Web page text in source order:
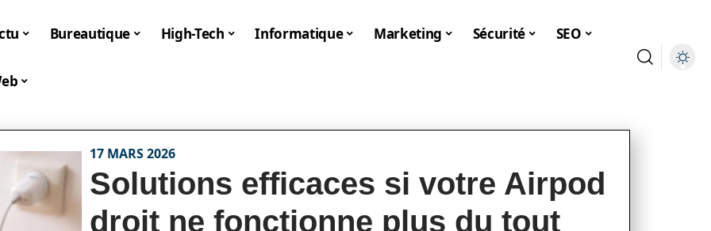
Bureautique High-Tech Informatique Marketing Sécurité SEO
17 MARS 2026
Solutions efficaces si votre Airpod
droit ne fonctionne plus du tout